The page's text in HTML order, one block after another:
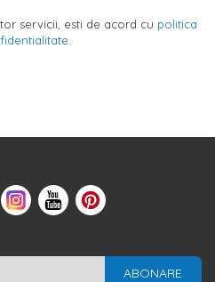
servicii, esti de acord cu politica
ABONARE